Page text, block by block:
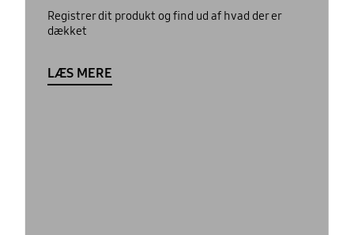
Registrer dit produkt og find ud af hvad der er
dækket
LÆS MERE